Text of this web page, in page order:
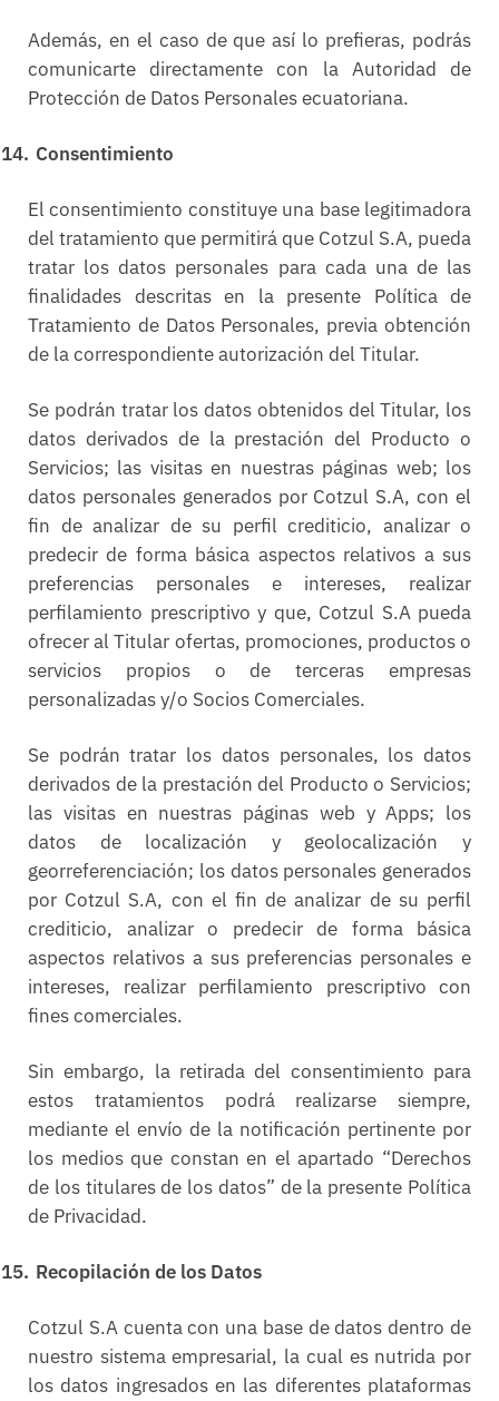
Además, en el caso de que así lo prefieras, podrás
comunicarte directamente con la Autoridad de
Protección de Datos Personales ecuatoriana.
14. Consentimiento
El consentimiento constituye una base legitimadora
del tratamiento que permitirá que Cotzul S.A, pueda
tratar los datos personales para cada una de las
finalidades descritas en la presente Política de
Tratamiento de Datos Personales, previa obtención
de la correspondiente autorización del Titular.
Se podrán tratar los datos obtenidos del Titular, los
datos derivados de la prestación del Producto o
Servicios; las visitas en nuestras páginas web; los
datos personales generados por Cotzul S.A, con el
fin de analizar de su perfil crediticio, analizar o
predecir de forma básica aspectos relativos a sus
preferencias personales e intereses, realizar
perfilamiento prescriptivo y que, Cotzul S.A pueda
ofrecer al Titular ofertas, promociones, productos o
servicios propios o de terceras empresas
personalizadas y/o Socios Comerciales.
Se podrán tratar los datos personales, los datos
derivados de la prestación del Producto o Servicios;
las visitas en nuestras páginas web y Apps; los
datos de localización y geolocalización y
georreferenciación; los datos personales generados
por Cotzul S.A, con el fin de analizar de su perfil
crediticio, analizar o predecir de forma básica
aspectos relativos a sus preferencias personales e
intereses, realizar perfilamiento prescriptivo con
fines comerciales.
Sin embargo, la retirada del consentimiento para
estos tratamientos podrá realizarse siempre,
mediante el envío de la notificación pertinente por
los medios que constan en el apartado “Derechos
de los titulares de los datos” de la presente Política
de Privacidad.
15. Recopilación de los Datos
Cotzul S.A cuenta con una base de datos dentro de
nuestro sistema empresarial, la cual es nutrida por
los datos ingresados en las diferentes plataformas